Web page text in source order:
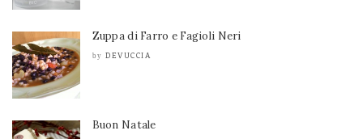
Zuppa di Farro e Fagioli Neri
by DEVUCCIA
Buon Natale